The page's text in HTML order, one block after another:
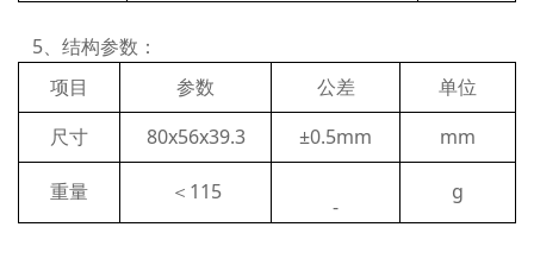
5、结构参数：
项目
参数 公差
单位
尺寸
80x56x39.3 ±0.5mm mm
重量 ＜115
-
g